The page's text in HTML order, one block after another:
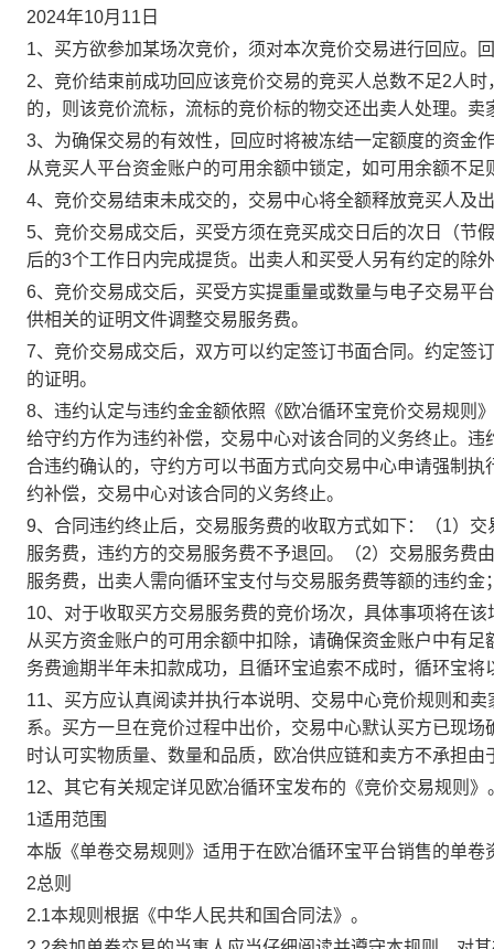
2024年10月11日
1、买方欲参加某场次竞价，须对本次竞价交易进行回应。
2、竞价结束前成功回应该竞价交易的竞买人总数不足2人
的，则该竞价流标，流标的竞价标的物交还出卖人处理。
3、为确保交易的有效性，回应时将被冻结一定额度的资金
从竞买人平台资金账户的可用余额中锁定，如可用余额不足
4、竞价交易结束未成交的，交易中心将全额释放竞买人及
5、竞价交易成交后，买受方须在竞买成交日后的次日（节
后的3个工作日内完成提货。出卖人和买受人另有约定的除
6、竞价交易成交后，买受方实提重量或数量与电子交易平
供相关的证明文件调整交易服务费。
7、竞价交易成交后，双方可以约定签订书面合同。约定签
的证明。
8、违约认定与违约金金额依照《欧冶循环宝竞价交易规则
给守约方作为违约补偿，交易中心对该合同的义务终止。
合违约确认的，守约方可以书面方式向交易中心申请强制
约补偿，交易中心对该合同的义务终止。
9、合同违约终止后，交易服务费的收取方式如下：（1）
服务费，违约方的交易服务费不予退回。（2）交易服务费
服务费，出卖人需向循环宝支付与交易服务费等额的违约
10、对于收取买方交易服务费的竞价场次，具体事项将在
从买方资金账户的可用余额中扣除，请确保资金账户中有
务费逾期半年未扣款成功，且循环宝追索不成时，循环宝将
11、买方应认真阅读并执行本说明、交易中心竞价规则和
系。买方一旦在竞价过程中出价，交易中心默认买方已现
时认可实物质量、数量和品质，欧冶供应链和卖方不承担由
12、其它有关规定详见欧冶循环宝发布的《竞价交易规则》
1适用范围
本版《单卷交易规则》适用于在欧冶循环宝平台销售的单卷
2总则
2.1本规则根据《中华人民共和国合同法》。